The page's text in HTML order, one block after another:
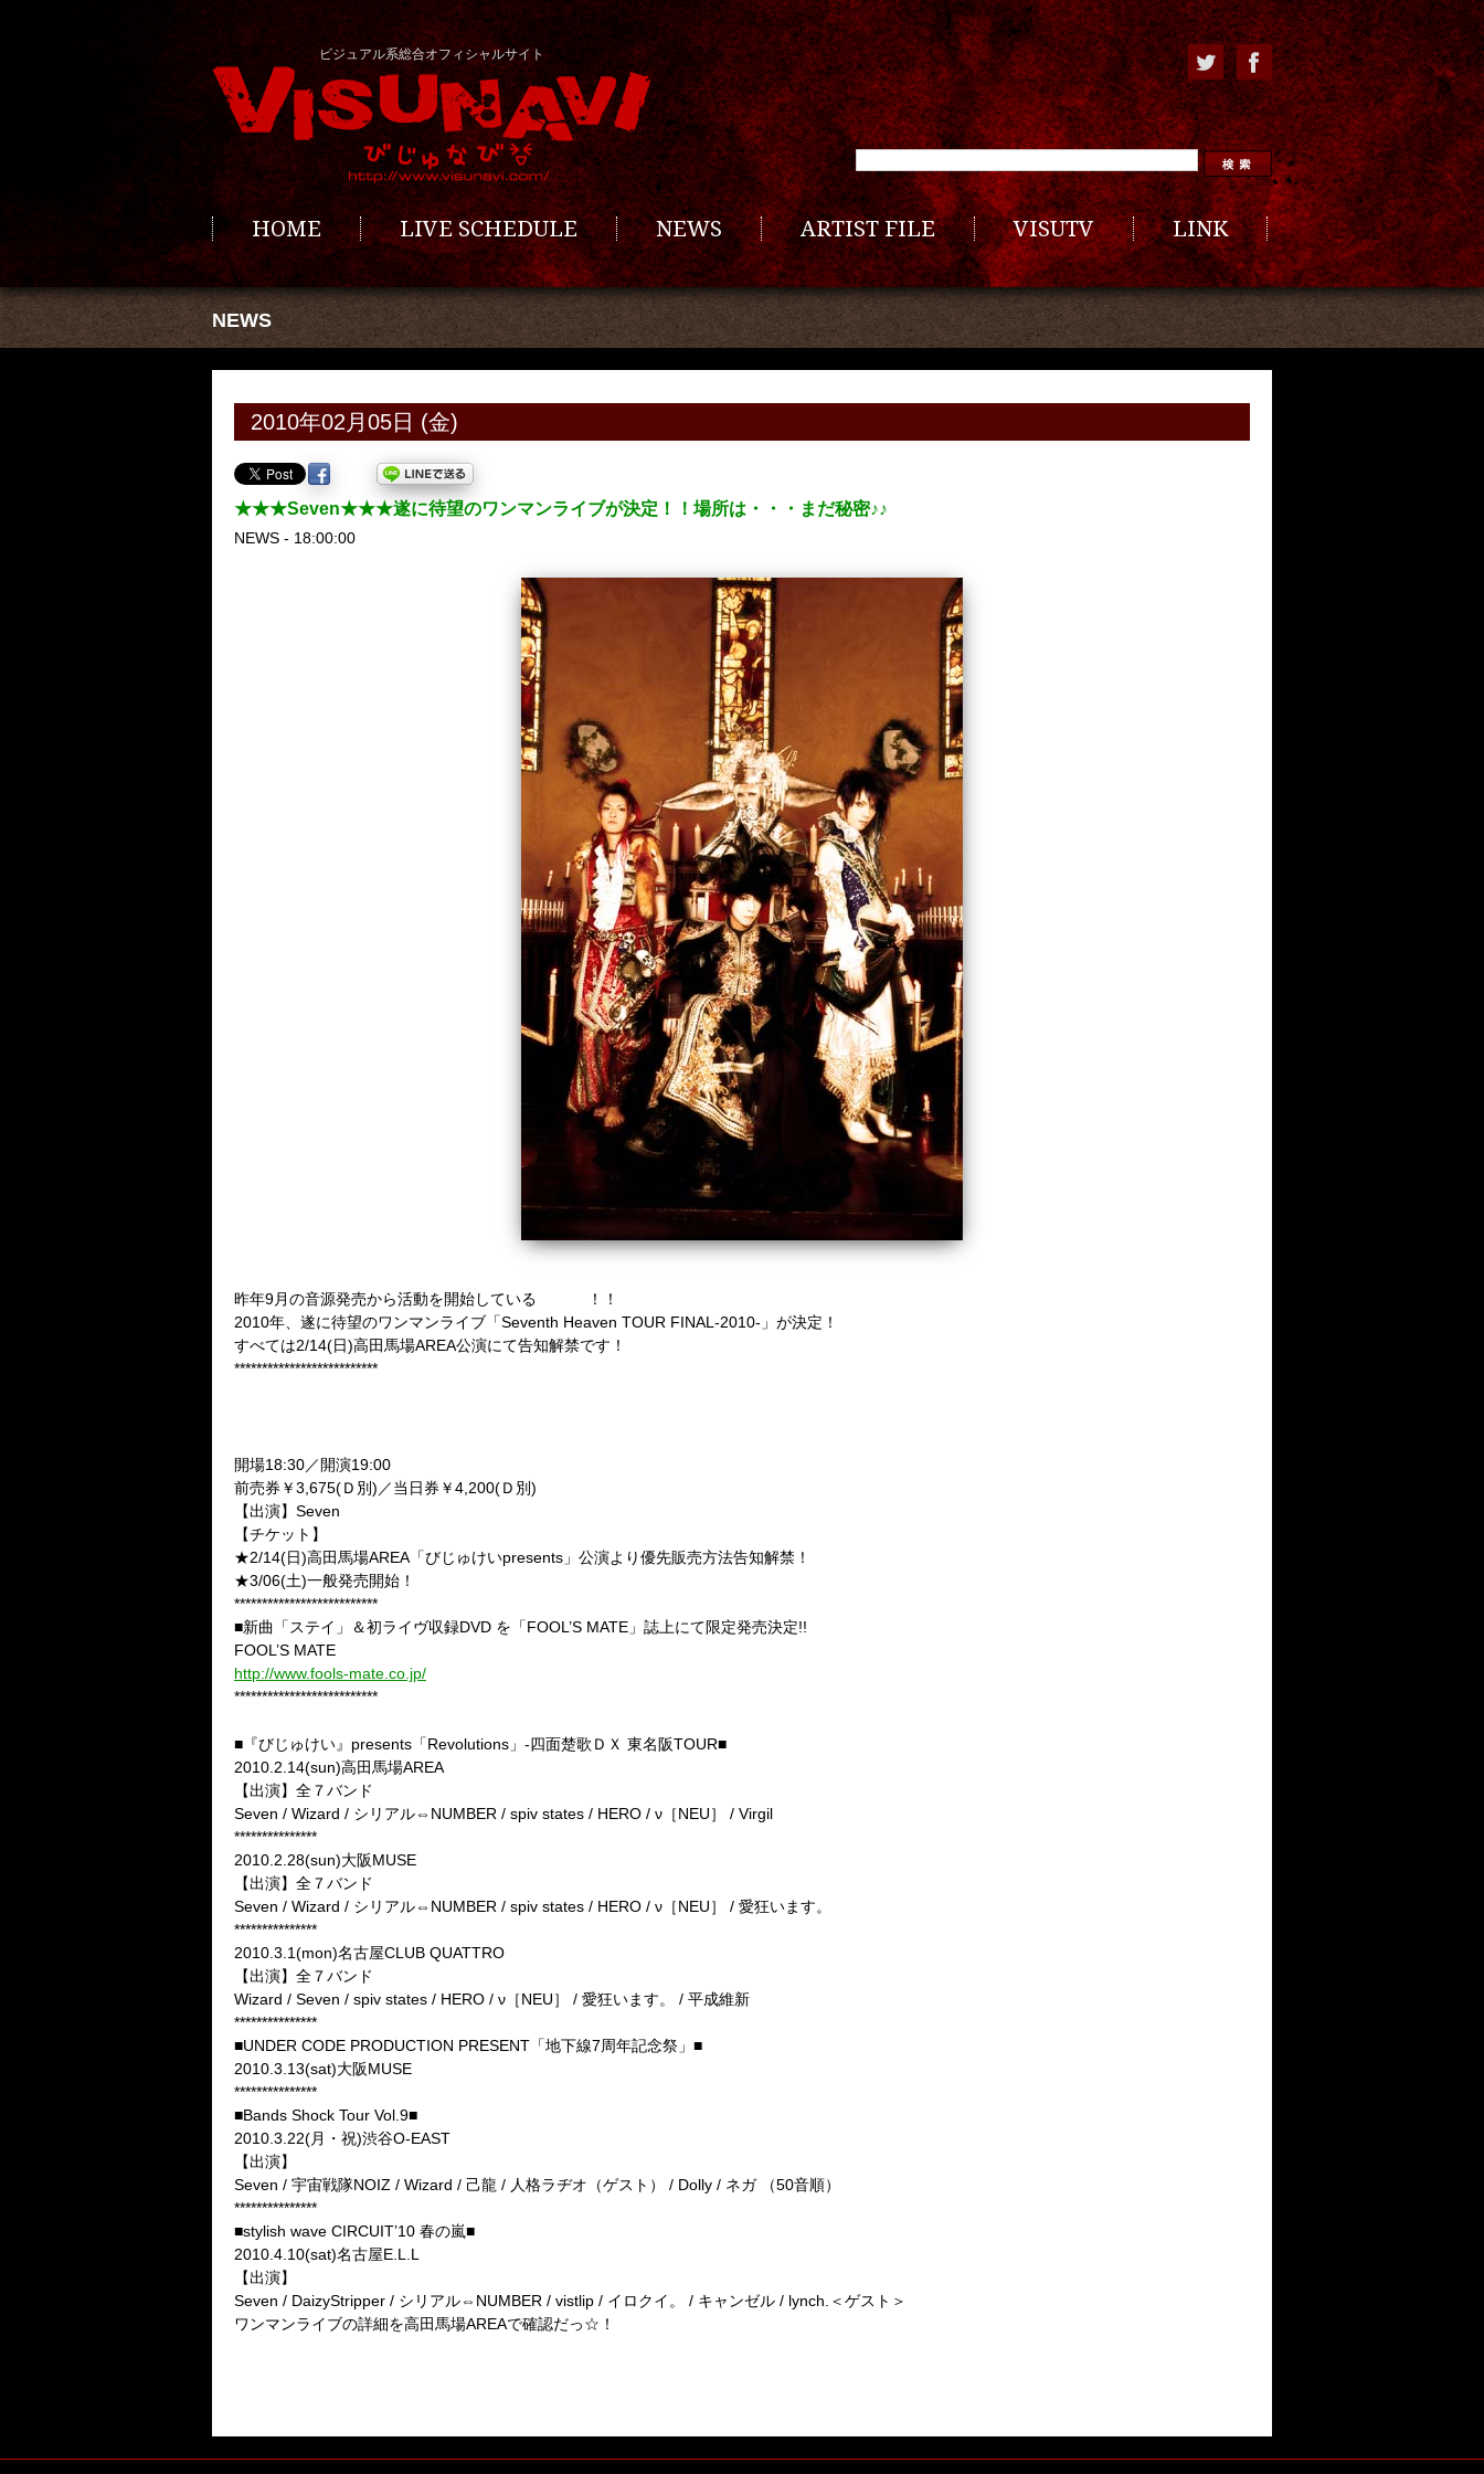
ビジュアル系総合オフィシャルサイト
HOME LIVE SCHEDULE NEWS ARTIST FILE VISUTV LINK
NEWS
2010年02月05日 (金)
★★★Seven★★★遂に待望のワンマンライブが決定！！場所は・・・まだ秘密♪♪
NEWS - 18:00:00
昨年9月の音源発売から活動を開始している
！！
2010年、遂に待望のワンマンライブ「Seventh Heaven TOUR FINAL-2010-」が決定！
すべては2/14(日)高田馬場AREA公演にて告知解禁です！
**************************
開場18:30／開演19:00
前売券￥3,675(Ｄ別)／当日券￥4,200(Ｄ別)
【出演】Seven
【チケット】
★2/14(日)高田馬場AREA「びじゅけいpresents」公演より優先販売方法告知解禁！
★3/06(土)一般発売開始！
**************************
■新曲「ステイ」＆初ライヴ収録DVD を「FOOL’S MATE」誌上にて限定発売決定!!
FOOL’S MATE
http://www.fools-mate.co.jp/
**************************
■『びじゅけい』presents「Revolutions」-四面楚歌ＤＸ 東名阪TOUR■
2010.2.14(sun)高田馬場AREA
【出演】全７バンド
Seven / Wizard / シリアル⇔NUMBER / spiv states / HERO / ν［NEU］ / Virgil
***************
2010.2.28(sun)大阪MUSE
【出演】全７バンド
Seven / Wizard / シリアル⇔NUMBER / spiv states / HERO / ν［NEU］ / 愛狂います。
***************
2010.3.1(mon)名古屋CLUB QUATTRO
【出演】全７バンド
Wizard / Seven / spiv states / HERO / ν［NEU］ / 愛狂います。 / 平成維新
***************
■UNDER CODE PRODUCTION PRESENT「地下線7周年記念祭」■
2010.3.13(sat)大阪MUSE
***************
■Bands Shock Tour Vol.9■
2010.3.22(月・祝)渋谷O-EAST
【出演】
Seven / 宇宙戦隊NOIZ / Wizard / 己龍 / 人格ラヂオ（ゲスト） / Dolly / ネガ （50音順）
***************
■stylish wave CIRCUIT’10 春の嵐■
2010.4.10(sat)名古屋E.L.L
【出演】
Seven / DaizyStripper / シリアル⇔NUMBER / vistlip / イロクイ。 / キャンゼル / lynch.＜ゲスト＞
ワンマンライブの詳細を高田馬場AREAで確認だっ☆！